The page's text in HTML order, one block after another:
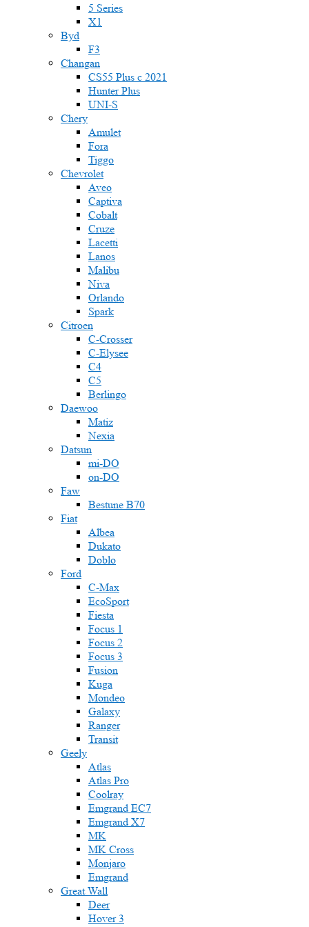
5 Series
X1
Byd
F3
Changan
CS55 Plus с 2021
Hunter Plus
UNI-S
Chery
Amulet
Fora
Tiggo
Chevrolet
Aveo
Captiva
Cobalt
Cruze
Lacetti
Lanos
Malibu
Niva
Orlando
Spark
Citroen
C-Crosser
C-Elysee
C4
C5
Berlingo
Daewoo
Matiz
Nexia
Datsun
mi-DO
on-DO
Faw
Bestune B70
Fiat
Albea
Dukato
Doblo
Ford
C-Max
EcoSport
Fiesta
Focus 1
Focus 2
Focus 3
Fusion
Kuga
Mondeo
Galaxy
Ranger
Transit
Geely
Atlas
Atlas Pro
Coolray
Emgrand EC7
Emgrand X7
MK
MK Cross
Monjaro
Emgrand
Great Wall
Deer
Hover 3